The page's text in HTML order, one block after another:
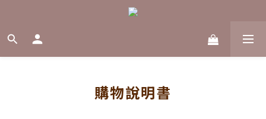
購物說明書